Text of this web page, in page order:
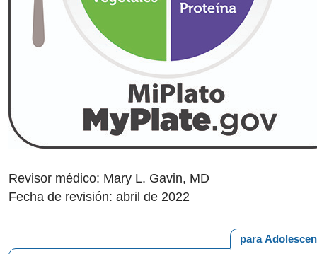
Revisor médico: Mary L. Gavin, MD
Fecha de revisión: abril de 2022
para